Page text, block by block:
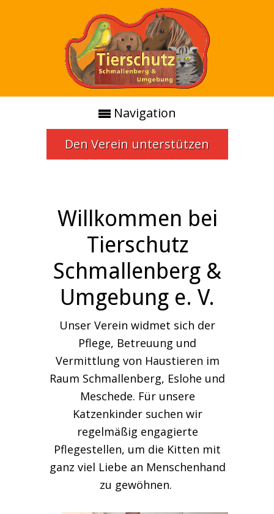
Navigation
Den Verein unterstützen
Willkommen bei
Tierschutz
Schmallenberg &
Umgebung e. V.
Unser Verein widmet sich der
Pflege, Betreuung und
Vermittlung von Haustieren im
Raum Schmallenberg, Eslohe und
Meschede. Für unsere
Katzenkinder suchen wir
regelmäßig engagierte
Pflegestellen, um die Kitten mit
ganz viel Liebe an Menschenhand
zu gewöhnen.